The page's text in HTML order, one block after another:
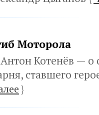
Моторола
Котенёв — о
ставшего
}